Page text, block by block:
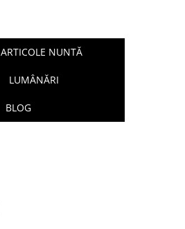
ARTICOLE NUNTĂ
LUMÂNĂRI
BLOG